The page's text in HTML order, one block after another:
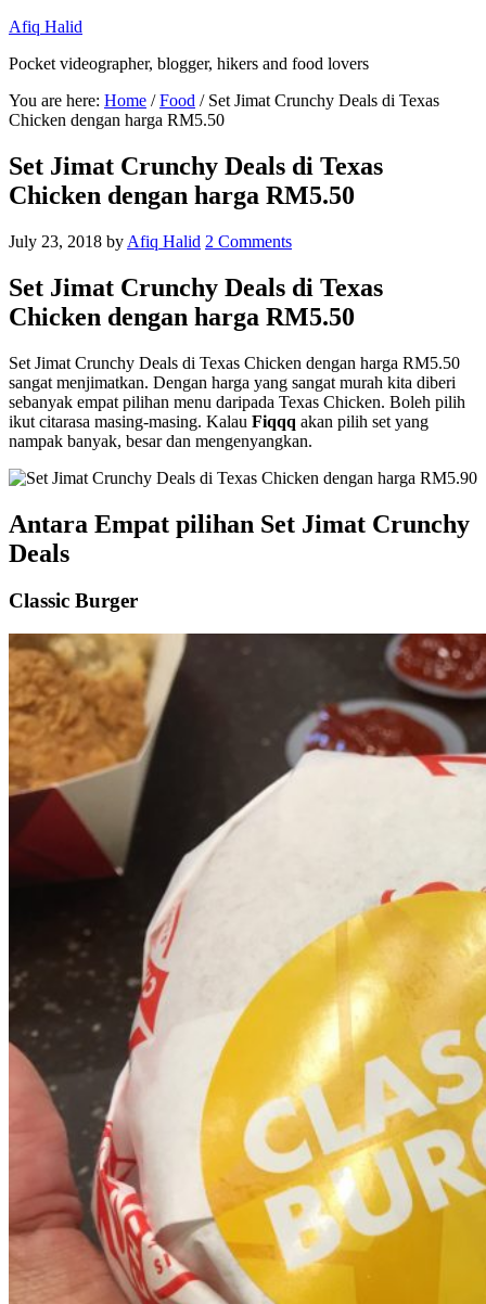
Afiq Halid
Pocket videographer, blogger, hikers and food lovers
You are here: Home / Food /Set Jimat Crunchy Deals di Texas
Chicken dengan harga RM5.50
Set Jimat Crunchy Deals di Texas
Chicken dengan harga RM5.50
July 23, 2018 by Afiq Halid 2 Comments
Set Jimat Crunchy Deals di Texas
Chicken dengan harga RM5.50
Set Jimat Crunchy Deals di Texas Chicken dengan harga RM5.50
sangat menjimatkan. Dengan harga yang sangat murah kita diberi
sebanyak empat pilihan menu daripada Texas Chicken. Boleh pilih
ikut citarasa masing-masing. Kalau Fiqqq akan pilih set yang
nampak banyak, besar dan mengenyangkan.
Antara Empat pilihan Set Jimat Crunchy
Deals
Classic Burger